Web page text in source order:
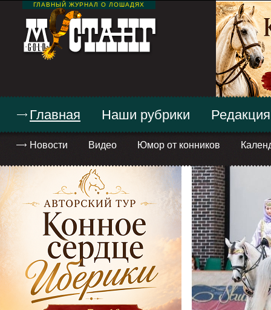
ГЛАВНЫЙ ЖУРНАЛ О ЛОШАДЯХ
Главная
Новости Видео Юмор от конников
Наши рубрики Редакция